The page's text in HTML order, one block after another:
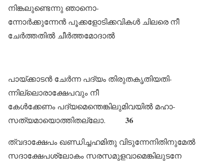
നിങ്കലുണ്ടെന്നു ഞാനൊ-
ന്നോർക്കുന്നേൻ പൂക്കളോടിക്കവികൾ ചിലരെ നീ
ചേർത്തതിൽ ചീർത്തമോദാൽ
പായ്ക്കാടൻ ചേർന്ന പദ്യം തിരുതകൃതിയതി-
ന്നില്ലൊരാക്ഷേപവും നീ
കേൾക്കേണം പദ്യമെന്തെങ്കിലുമിവയിൽ മഹാ-
സത്യമായൊത്തിതല്ലോ.
36
ത്വദാക്ഷേപം ഖണ്ഡിച്ചഹമിതു വിടുന്നേനിതിനുമേൽ
സദാക്ഷേപശ്ലോകം സരസമുളവാമെങ്കിലുടനേ